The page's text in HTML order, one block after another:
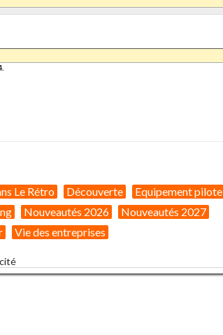
Le Rétro Découverte
Equipement pilote
Nouveautés 2026
Nouveautés 2027
Vie des entreprises